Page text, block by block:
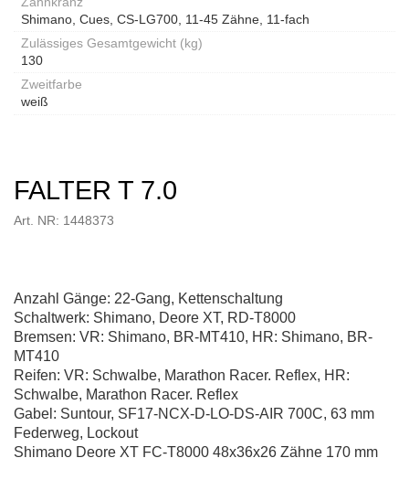
Shimano, Cues, CS-LG700, 11-45 Zähne, 11-fach
Zulässiges Gesamtgewicht (kg)
130
Zweitfarbe
weiß
FALTER T 7.0
Art. NR: 1448373
Anzahl Gänge: 22-Gang, Kettenschaltung
Schaltwerk: Shimano, Deore XT, RD-T8000
Bremsen: VR: Shimano, BR-MT410, HR: Shimano, BR-
MT410
Reifen: VR: Schwalbe, Marathon Racer. Reflex, HR:
Schwalbe, Marathon Racer. Reflex
Gabel: Suntour, SF17-NCX-D-LO-DS-AIR 700C, 63 mm
Federweg, Lockout
Shimano Deore XT FC-T8000 48x36x26 Zähne 170 mm